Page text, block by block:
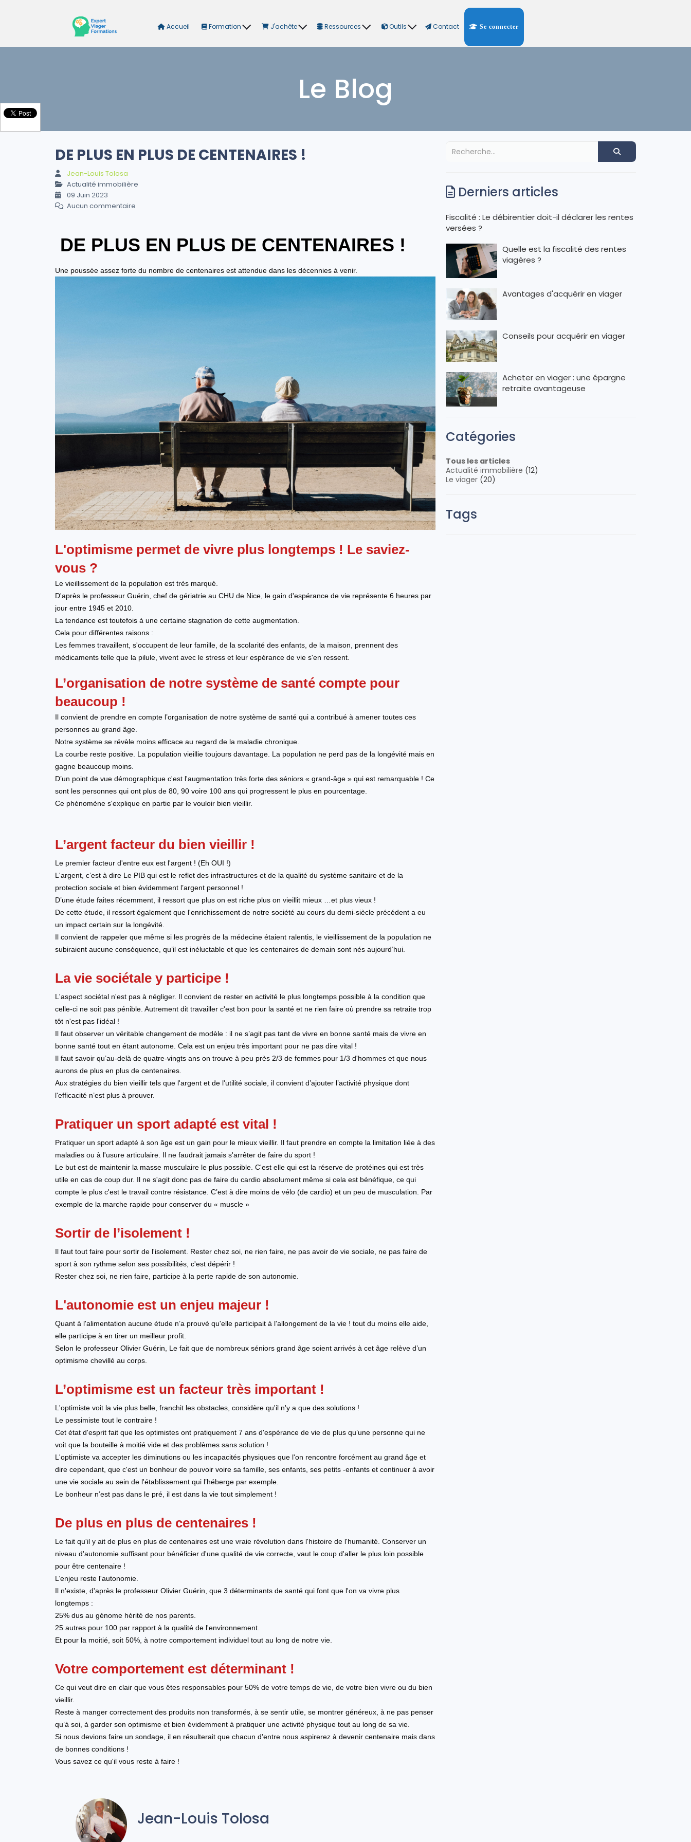
Accueil Formation J'achète Ressources Outils Contact Se connecter
Le Blog
DE PLUS EN PLUS DE CENTENAIRES !
Jean-Louis Tolosa
Actualité immobilière
09 Juin 2023
Aucun commentaire
DE PLUS EN PLUS DE CENTENAIRES !
Une poussée assez forte du nombre de centenaires est attendue dans les décennies à venir.
L'optimisme permet de vivre plus longtemps ! Le saviez-
vous ?
Le vieillissement de la population est très marqué.
D'après le professeur Guérin, chef de gériatrie au CHU de Nice, le gain d'espérance de vie représente 6 heures par
jour entre 1945 et 2010.
La tendance est toutefois à une certaine stagnation de cette augmentation.
Cela pour différentes raisons :
Les femmes travaillent, s'occupent de leur famille, de la scolarité des enfants, de la maison, prennent des
médicaments telle que la pilule, vivent avec le stress et leur espérance de vie s'en ressent.
L’organisation de notre système de santé compte pour
beaucoup !
Il convient de prendre en compte l’organisation de notre système de santé qui a contribué à amener toutes ces
personnes au grand âge.
Notre système se révèle moins efficace au regard de la maladie chronique.
La courbe reste positive. La population vieillie toujours davantage. La population ne perd pas de la longévité mais en
gagne beaucoup moins.
D’un point de vue démographique c'est l'augmentation très forte des séniors « grand-âge » qui est remarquable ! Ce
sont les personnes qui ont plus de 80, 90 voire 100 ans qui progressent le plus en pourcentage.
Ce phénomène s'explique en partie par le vouloir bien vieillir.
L’argent facteur du bien vieillir !
Le premier facteur d'entre eux est l'argent ! (Eh OUI !)
L'argent, c’est à dire Le PIB qui est le reflet des infrastructures et de la qualité du système sanitaire et de la
protection sociale et bien évidemment l’argent personnel !
D’une étude faites récemment, il ressort que plus on est riche plus on vieillit mieux …et plus vieux !
De cette étude, il ressort également que l'enrichissement de notre société au cours du demi-siècle précédent a eu
un impact certain sur la longévité.
Il convient de rappeler que même si les progrès de la médecine étaient ralentis, le vieillissement de la population ne
subiraient aucune conséquence, qu’il est inéluctable et que les centenaires de demain sont nés aujourd’hui.
La vie sociétale y participe !
L'aspect sociétal n'est pas à négliger. Il convient de rester en activité le plus longtemps possible à la condition que
celle-ci ne soit pas pénible. Autrement dit travailler c'est bon pour la santé et ne rien faire où prendre sa retraite trop
tôt n'est pas l'idéal !
Il faut observer un véritable changement de modèle : il ne s’agit pas tant de vivre en bonne santé mais de vivre en
bonne santé tout en étant autonome. Cela est un enjeu très important pour ne pas dire vital !
Il faut savoir qu’au-delà de quatre-vingts ans on trouve à peu près 2/3 de femmes pour 1/3 d'hommes et que nous
aurons de plus en plus de centenaires.
Aux stratégies du bien vieillir tels que l'argent et de l'utilité sociale, il convient d’ajouter l’activité physique dont
l'efficacité n’est plus à prouver.
Pratiquer un sport adapté est vital !
Pratiquer un sport adapté à son âge est un gain pour le mieux vieillir. Il faut prendre en compte la limitation liée à des
maladies ou à l'usure articulaire. Il ne faudrait jamais s'arrêter de faire du sport !
Le but est de maintenir la masse musculaire le plus possible. C'est elle qui est la réserve de protéines qui est très
utile en cas de coup dur. Il ne s'agit donc pas de faire du cardio absolument même si cela est bénéfique, ce qui
compte le plus c'est le travail contre résistance. C’est à dire moins de vélo (de cardio) et un peu de musculation. Par
exemple de la marche rapide pour conserver du « muscle »
Sortir de l’isolement !
Il faut tout faire pour sortir de l'isolement. Rester chez soi, ne rien faire, ne pas avoir de vie sociale, ne pas faire de
sport à son rythme selon ses possibilités, c'est dépérir !
Rester chez soi, ne rien faire, participe à la perte rapide de son autonomie.
L'autonomie est un enjeu majeur !
Quant à l'alimentation aucune étude n’a prouvé qu'elle participait à l'allongement de la vie ! tout du moins elle aide,
elle participe à en tirer un meilleur profit.
Selon le professeur Olivier Guérin, Le fait que de nombreux séniors grand âge soient arrivés à cet âge relève d’un
optimisme chevillé au corps.
L’optimisme est un facteur très important !
L'optimiste voit la vie plus belle, franchit les obstacles, considère qu'il n'y a que des solutions !
Le pessimiste tout le contraire !
Cet état d'esprit fait que les optimistes ont pratiquement 7 ans d'espérance de vie de plus qu’une personne qui ne
voit que la bouteille à moitié vide et des problèmes sans solution !
L'optimiste va accepter les diminutions ou les incapacités physiques que l'on rencontre forcément au grand âge et
dire cependant, que c'est un bonheur de pouvoir voire sa famille, ses enfants, ses petits -enfants et continuer à avoir
une vie sociale au sein de l'établissement qui l’héberge par exemple.
Le bonheur n’est pas dans le pré, il est dans la vie tout simplement !
De plus en plus de centenaires !
Le fait qu'il y ait de plus en plus de centenaires est une vraie révolution dans l'histoire de l'humanité. Conserver un
niveau d'autonomie suffisant pour bénéficier d'une qualité de vie correcte, vaut le coup d'aller le plus loin possible
pour être centenaire !
L’enjeu reste l'autonomie.
Il n'existe, d'après le professeur Olivier Guérin, que 3 déterminants de santé qui font que l'on va vivre plus
longtemps :
25% dus au génome hérité de nos parents.
25 autres pour 100 par rapport à la qualité de l'environnement.
Et pour la moitié, soit 50%, à notre comportement individuel tout au long de notre vie.
Votre comportement est déterminant !
Ce qui veut dire en clair que vous êtes responsables pour 50% de votre temps de vie, de votre bien vivre ou du bien
vieillir.
Reste à manger correctement des produits non transformés, à se sentir utile, se montrer généreux, à ne pas penser
qu’à soi, à garder son optimisme et bien évidemment à pratiquer une activité physique tout au long de sa vie.
Si nous devions faire un sondage, il en résulterait que chacun d'entre nous aspirerez à devenir centenaire mais dans
de bonnes conditions !
Vous savez ce qu'il vous reste à faire !
Jean-Louis Tolosa
Derniers articles
Fiscalité : Le débirentier doit-il déclarer les rentes
versées ?
Quelle est la fiscalité des rentes
viagères ?
Avantages d'acquérir en viager
Conseils pour acquérir en viager
Acheter en viager : une épargne
retraite avantageuse
Catégories
Tous les articles
Actualité immobilière (12)
Le viager (20)
Tags